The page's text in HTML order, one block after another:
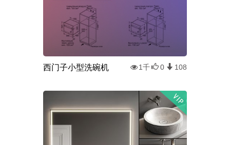
西门子小型洗碗机 1千 0 108